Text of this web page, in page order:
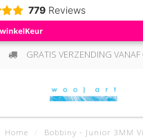
779 Reviews
GRATIS VERZENDING VANAF
Home Bobbiny - Junior 3MM